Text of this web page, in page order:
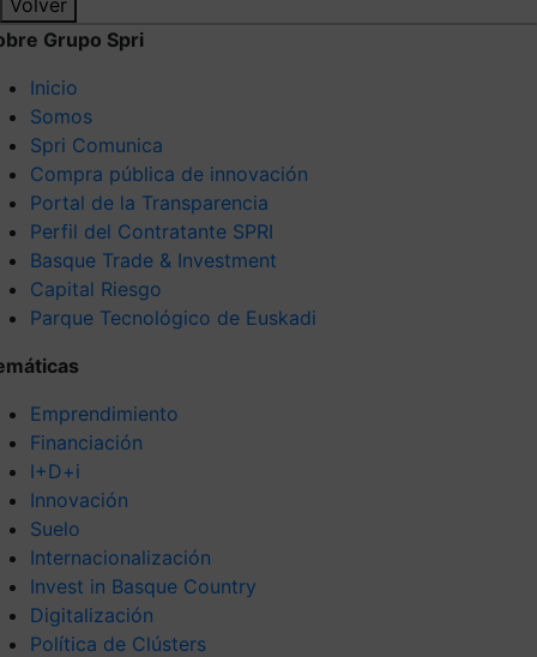
Grupo Spri
Inicio
Somos
Spri Comunica
Compra pública de innovación
Portal de la Transparencia
Perfil del Contratante SPRI
Basque Trade & Investment
Capital Riesgo
Parque Tecnológico de Euskadi
Emprendimiento
Financiación
I+D+i
Innovación
Suelo
Internacionalización
Invest in Basque Country
Digitalización
Política de Clústers